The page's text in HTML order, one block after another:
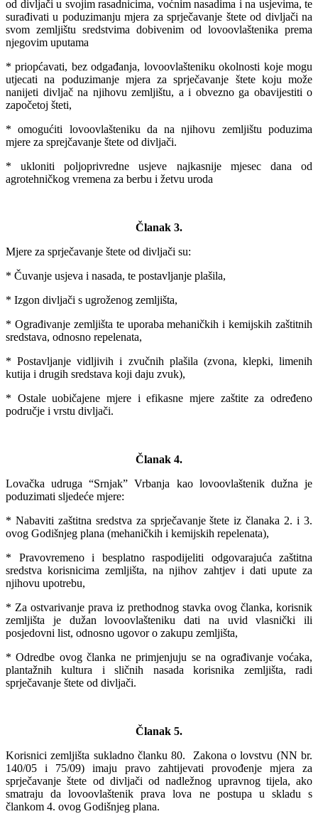
od divljači u svojim rasadnicima, voćnim nasadima i na usjevima, te
surađivati u poduzimanju mjera za sprječavanje štete od divljači na
svom zemljištu sredstvima dobivenim od lovoovlaštenika prema
njegovim uputama
* priopćavati, bez odgađanja, lovoovlašteniku okolnosti koje mogu
utjecati na poduzimanje mjera za sprječavanje štete koju može
nanijeti divljač na njihovu zemljištu, a i obvezno ga obavijestiti o
započetoj šteti,
* omogućiti lovoovlašteniku da na njihovu zemljištu poduzima
mjere za sprejčavanje štete od divljači.
* ukloniti poljoprivredne usjeve najkasnije mjesec dana od
agrotehničkog vremena za berbu i žetvu uroda
Članak 3.
Mjere za sprječavanje štete od divljači su:
* Čuvanje usjeva i nasada, te postavljanje plašila,
* Izgon divljači s ugroženog zemljišta,
* Ograđivanje zemljišta te uporaba mehaničkih i kemijskih zaštitnih
sredstava, odnosno repelenata,
* Postavljanje vidljivih i zvučnih plašila (zvona, klepki, limenih
kutija i drugih sredstava koji daju zvuk),
* Ostale uobičajene mjere i efikasne mjere zaštite za određeno
područje i vrstu divljači.
Članak 4.
Lovačka udruga “Srnjak” Vrbanja kao lovoovlaštenik dužna je
poduzimati sljedeće mjere:
* Nabaviti zaštitna sredstva za sprječavanje štete iz članaka 2. i 3.
ovog Godišnjeg plana (mehaničkih i kemijskih repelenata),
* Pravovremeno i besplatno raspodijeliti odgovarajuća zaštitna
sredstva korisnicima zemljišta, na njihov zahtjev i dati upute za
njihovu upotrebu,
* Za ostvarivanje prava iz prethodnog stavka ovog članka, korisnik
zemljišta je dužan lovoovlašteniku dati na uvid vlasnički ili
posjedovni list, odnosno ugovor o zakupu zemljišta,
* Odredbe ovog članka ne primjenjuju se na ograđivanje voćaka,
plantažnih kultura i sličnih nasada korisnika zemljišta, radi
sprječavanje štete od divljači.
Članak 5.
Korisnici zemljišta sukladno članku 80. Zakona o lovstvu (NN br.
140/05 i 75/09) imaju pravo zahtijevati provođenje mjera za
sprječavanje štete od divljači od nadležnog upravnog tijela, ako
smatraju da lovoovlaštenik prava lova ne postupa u skladu s
člankom 4. ovog Godišnjeg plana.